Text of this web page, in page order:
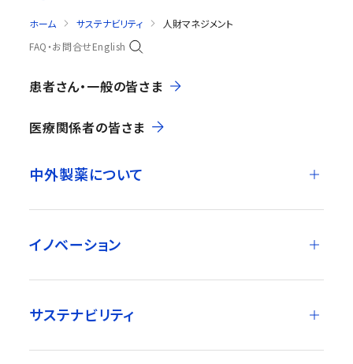
ホーム サステナビリティ
人財マネジメント
FAQ・お問合せEnglish
患者さん・一般の皆さま
医療関係者の皆さま
中外製薬について
イノベーション
サステナビリティ